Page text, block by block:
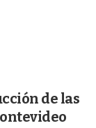
de las